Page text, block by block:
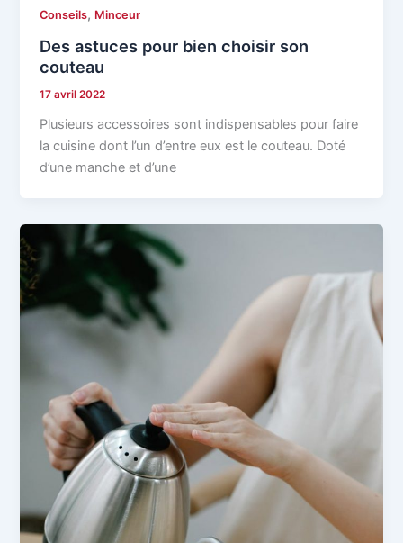
Conseils, Minceur
Des astuces pour bien choisir son
couteau
17 avril 2022
Plusieurs accessoires sont indispensables pour faire
la cuisine dont l’un d’entre eux est le couteau. Doté
d’une manche et d’une